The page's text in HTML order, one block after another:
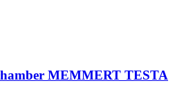
MEMMERT TESTA